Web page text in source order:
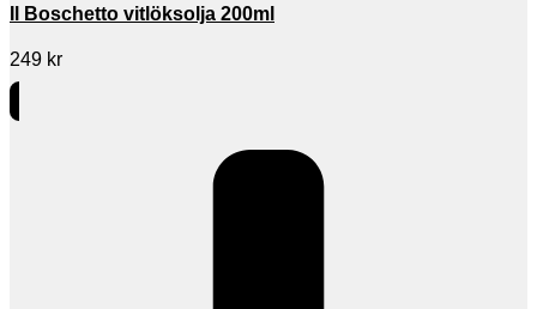
Il Boschetto vitlöksolja 200ml
249 kr